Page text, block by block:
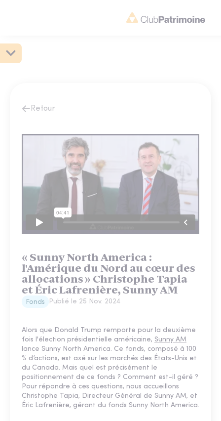
Retour
« Sunny North America :
l'Amérique du Nord au cœur des
allocations » Christophe Tapia
et Éric Lafrenière, Sunny AM
Fonds Publié le 25 Nov. 2024
Alors que Donald Trump remporte pour la deuxième
fois l'élection présidentielle américaine, Sunny AM
lance Sunny North America. Ce fonds, composé à 100
% d’actions, est axé sur les marchés des États-Unis et
du Canada. Mais quel est précisément le
positionnement de ce fonds ? Comment est-il géré ?
Pour répondre à ces questions, nous accueillons
Christophe Tapia, Directeur Général de Sunny AM, et
Éric Lafrenière, gérant du fonds Sunny North America.